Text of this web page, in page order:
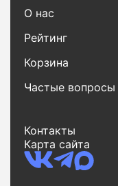
О нас
Рейтинг
Корзина
Частые вопросы
Контакты
Карта сайта